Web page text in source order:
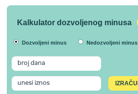
Kalkulator dozvoljenog minusa
Dozvoljeni minus Nedozvoljeni minus